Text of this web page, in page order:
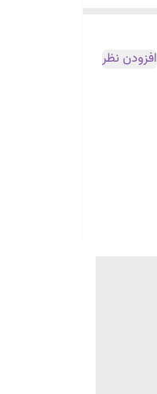
افزودن نظر